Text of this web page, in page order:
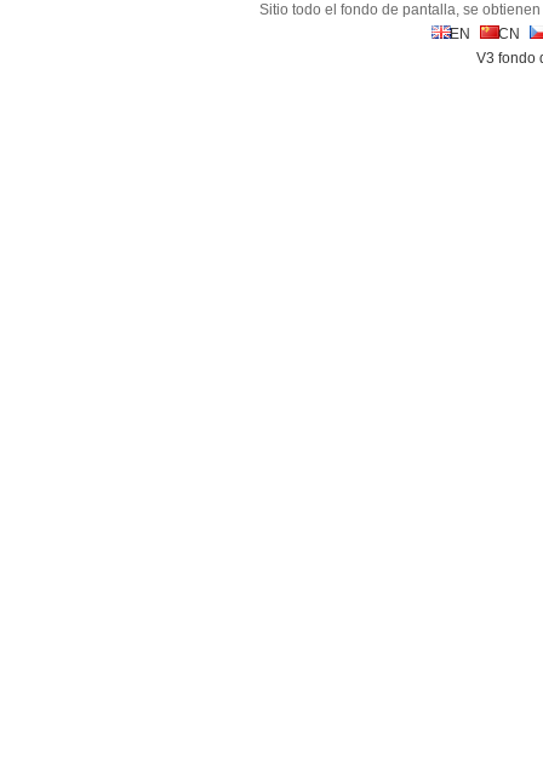
Sitio todo el fondo de pantalla, se
EN
CN
V3 fondo